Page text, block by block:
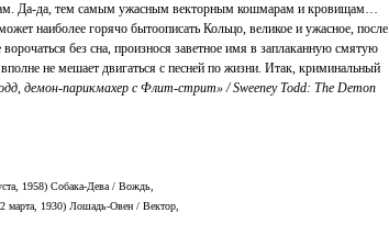
Да-да, тем самым ужасным векторным кошмарам и кровищам…
наиболее горячо бытоописать Кольцо, великое и ужасное, после
без сна, произнося заветное имя в заплаканную смятую
не мешает двигаться с песней по жизни. Итак, криминальный
демон-парикмахер с Флит-стрит» / Sweeney Todd: The Demon
1958) Собака-Дева / Вождь,
марта, 1930) Лошадь-Овен / Вектор,